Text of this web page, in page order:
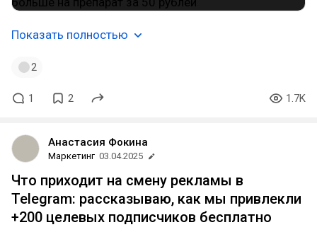
Показать полностью
2
1 2 1.7K
Анастасия Фокина
Маркетинг 03.04.2025
Что приходит на смену рекламы в
Telegram: рассказываю, как мы привлекли
+200 целевых подписчиков бесплатно